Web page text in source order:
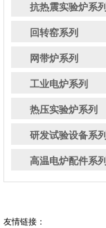
抗热震实验炉系列
回转窑系列
网带炉系列
工业电炉系列
热压实验炉系列
研发试验设备系列
高温电炉配件系列
友情链接：